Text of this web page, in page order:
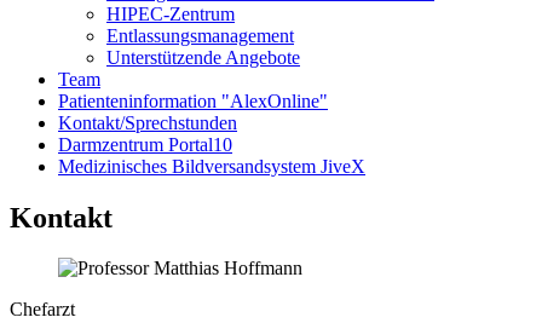
HIPEC-Zentrum
Entlassungsmanagement
Unterstützende Angebote
Team
Patienteninformation "AlexOnline"
Kontakt/Sprechstunden
Darmzentrum Portal10
Medizinisches Bildversandsystem JiveX
Kontakt
Chefarzt